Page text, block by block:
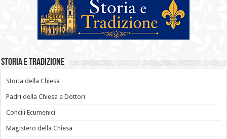
Storia e Tradizione
Storia della Chiesa
Padri della Chiesa e Dottori
Concili Ecumenici
Magistero della Chiesa